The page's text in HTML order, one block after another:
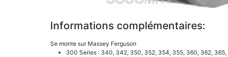
Informations complémentaires:
Se monte sur Massey Ferguson
300 Series : 340, 342, 350, 352, 354, 355, 360, 362,